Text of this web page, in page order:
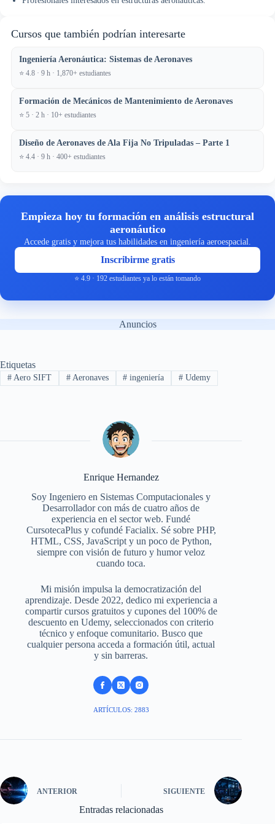
Cursos que también podrían interesarte
Ingeniería Aeronáutica: Sistemas de Aeronaves
⭐ 4.8 · 9 h · 1,870+ estudiantes
Formación de Mecánicos de Mantenimiento de Aeronaves
⭐ 5 · 2 h · 10+ estudiantes
Diseño de Aeronaves de Ala Fija No Tripuladas – Parte 1
⭐ 4.4 · 9 h · 400+ estudiantes
Empieza hoy tu formación en análisis estructural
aeronáutico
Accede gratis y mejora tus habilidades en ingeniería aeroespacial.
Inscribirme gratis
⭐ 4.9 · 192 estudiantes ya lo están tomando
Anuncios
Etiquetas
#Aero SIFT #Aeronaves # ingeniería # Udemy
Enrique Hernandez
Soy Ingeniero en Sistemas Computacionales y
Desarrollador con más de cuatro años de
experiencia en el sector web. Fundé
CursotecaPlus y cofundé Facialix. Sé sobre PHP,
HTML, CSS, JavaScript y un poco de Python,
siempre con visión de futuro y humor veloz
cuando toca.
Mi misión impulsa la democratización del
aprendizaje. Desde 2022, dedico mi experiencia a
compartir cursos gratuitos y cupones del 100% de
descuento en Udemy, seleccionados con criterio
técnico y enfoque comunitario. Busco que
cualquier persona acceda a formación útil, actual
y sin barreras.
ARTÍCULOS: 2883
ANTERIOR SIGUIENTE
Entradas relacionadas